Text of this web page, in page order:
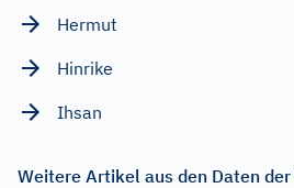
Hermut
Hinrike
Ihsan
Weitere Artikel aus den Daten